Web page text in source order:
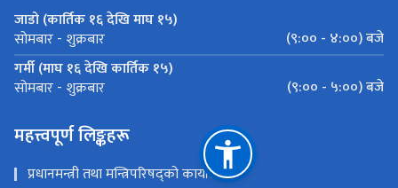
जाडो (कार्तिक १६ देखि माघ १५)
सोमबार - शुक्रबार
(९:०० - ४:००) बजे
गर्मी (माघ १६ देखि कार्तिक १५)
सोमबार - शुक्रबार (९:०० - ५:००) बजे
महत्त्वपूर्ण लिङ्कहरू
प्रधानमन्त्री तथा मन्त्रिपरिषद्को कार्यालय